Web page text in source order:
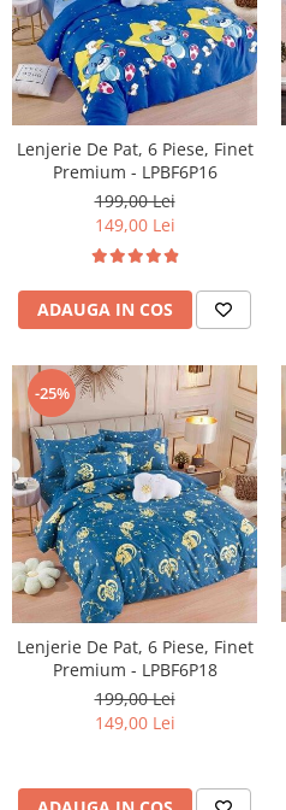
Lenjerie De Pat, 6 Piese, Finet
Premium - LPBF6P16
199,00 Lei
149,00 Lei
ADAUGA IN COS
-25%
Lenjerie De Pat, 6 Piese, Finet
Premium - LPBF6P18
199,00 Lei
149,00 Lei